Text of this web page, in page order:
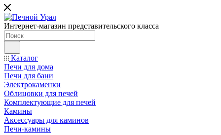
Интернет-магазин представительского класса
Каталог
Печи для дома
Печи для бани
Электрокаменки
Облицовки для печей
Комплектующие для печей
Камины
Аксессуары для каминов
Печи-камины